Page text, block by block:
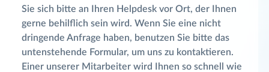
Sie sich bitte an Ihren Helpdesk vor Ort, der Ihnen
gerne behilflich sein wird. Wenn Sie eine nicht
dringende Anfrage haben, benutzen Sie bitte das
untenstehende Formular, um uns zu kontaktieren.
Einer unserer Mitarbeiter wird Ihnen so schnell wie